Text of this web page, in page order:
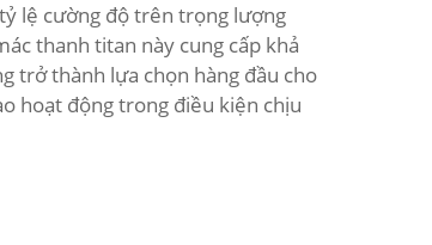
lệ cường độ trên trọng lượng
thanh titan này cung cấp khả
trở thành lựa chọn hàng đầu cho
hoạt động trong điều kiện chịu